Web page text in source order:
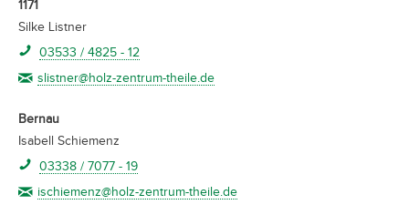
1171
Silke Listner
03533 / 4825 - 12
slistner@holz-zentrum-theile.de
Bernau
Isabell Schiemenz
03338 / 7077 - 19
ischiemenz@holz-zentrum-theile.de